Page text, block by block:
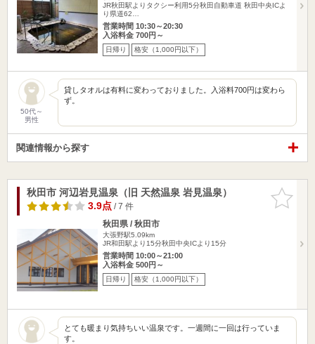
JR秋田駅よりタクシー利用5分秋田自動車道 秋田中央ICよ
り県道62…
営業時間 10:30～20:30
入浴料金 700円～
日帰り 格安（1,000円以下）
50代～
男性
貸しタオルは有料に変わっておりました。入浴料700円は変わら
ず。
関連情報から探す
お気に入
りに追加
秋田市 河辺岩見温泉（旧 天然温泉 岩見温泉）
3.9点/ 7 件
秋田県 / 秋田市
大張野駅5.09km
JR和田駅より15分秋田中央ICより15分
営業時間 10:00～21:00
入浴料金 500円～
日帰り 格安（1,000円以下）
とても暖まり気持ちいい温泉です。一週間に一回は行っていま
す。